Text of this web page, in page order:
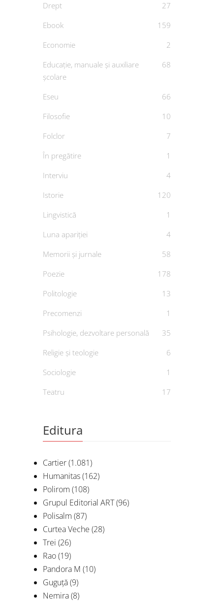
Drept
27
Ebook
159
Economie
2
Educație, manuale și auxiliare
școlare
68
Eseu
66
Filosofie
10
Folclor
7
În pregătire
1
Interviu
4
Istorie
120
Lingvistică
1
Luna apariției
4
Memorii și jurnale
58
Poezie
178
Politologie
13
Precomenzi
1
Psihologie, dezvoltare personală
35
Religie și teologie
6
Sociologie
1
Teatru
17
Editura
Cartier(1.081)
Humanitas(162)
Polirom (108)
Grupul Editorial ART(96)
Polisalm (87)
Curtea Veche (28)
Trei (26)
Rao(19)
Pandora M (10)
Guguță(9)
Nemira(8)